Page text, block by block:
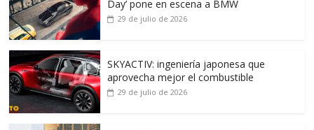
Day’ pone en escena a BMW
29 de julio de 2026
SKYACTIV: ingeniería japonesa que
aprovecha mejor el combustible
29 de julio de 2026